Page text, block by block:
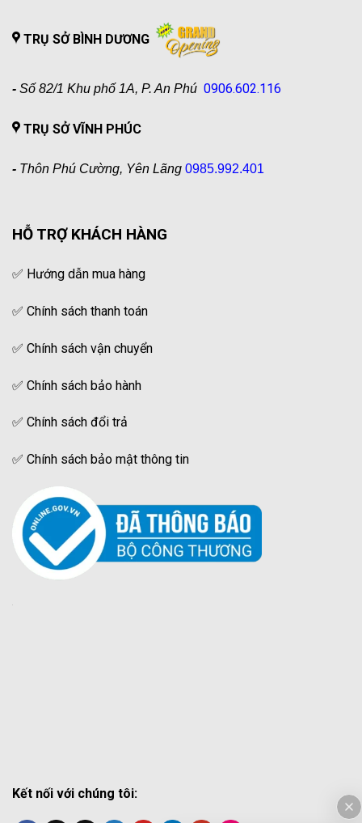
TRỤ SỞ BÌNH DƯƠNG
- Số 82/1 Khu phố 1A, P. An Phú 0906.602.116
TRỤ SỞ VĨNH PHÚC
- Thôn Phú Cường, Yên Lãng 0985.992.401
HỖ TRỢ KHÁCH HÀNG
✅ Hướng dẫn mua hàng
✅ Chính sách thanh toán
✅ Chính sách vận chuyển
✅ Chính sách bảo hành
✅ Chính sách đổi trả
✅ Chính sách bảo mật thông tin
Kết nối với chúng tôi: